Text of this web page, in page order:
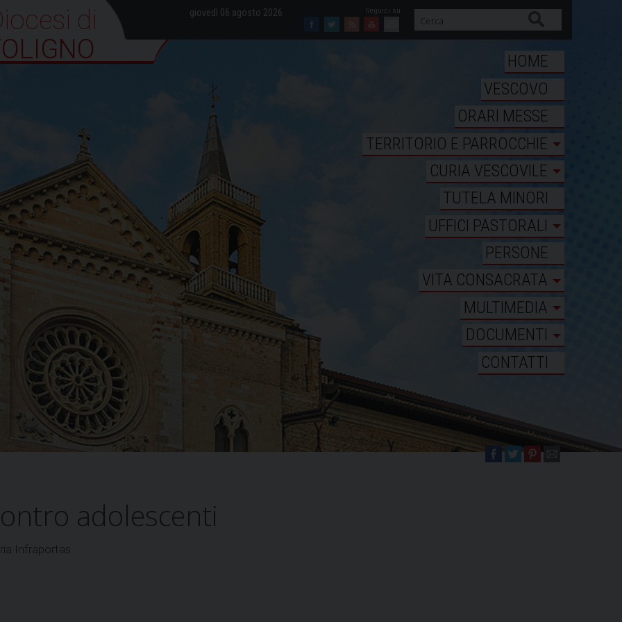
giovedì 06 agosto 2026
Facebook
Twitter
FeedYoutube
Mail
di Foligno
HOME
VESCOVO
ORARI MESSE
TERRITORIO E PARROCCHIE
CURIA VESCOVILE
TUTELA MINORI
UFFICI PASTORALI
PERSONE
VITA CONSACRATA
MULTIMEDIA
DOCUMENTI
CONTATTI
adolescenti
Infraportas